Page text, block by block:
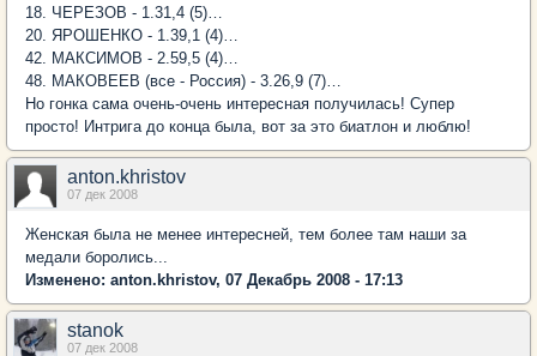
18. ЧЕРЕЗОВ - 1.31,4 (5)…
20. ЯРОШЕНКО - 1.39,1 (4)…
42. МАКСИМОВ - 2.59,5 (4)…
48. МАКОВЕЕВ (все - Россия) - 3.26,9 (7)…
Но гонка сама очень-очень интересная получилась! Супер
просто! Интрига до конца была, вот за это биатлон и люблю!
anton.khristov
07 дек 2008
Женская была не менее интересней, тем более там наши за
медали боролись...
Изменено: anton.khristov, 07 Декабрь 2008 - 17:13
stanok
07 дек 2008